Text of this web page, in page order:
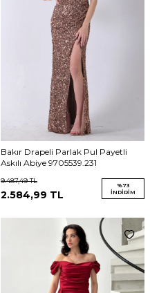
Bakır Drapeli Parlak Pul Payetli
Askılı Abiye 9705539.231
9.487,49TL
2.584,99 TL
%73
İNDIRIM